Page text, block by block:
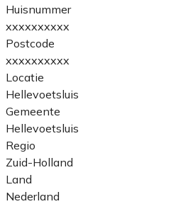
Huisnummer
xxxxxxxxxx
Postcode
xxxxxxxxxx
Locatie
Hellevoetsluis
Gemeente
Hellevoetsluis
Regio
Zuid-Holland
Land
Nederland